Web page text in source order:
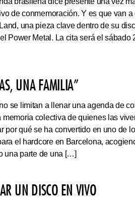
de conmemoración. Y es que van
una pieza clave dentro de su
Power Metal. La cita será el sábado
UNA FAMILIA”
se limitan a llenar una agenda de
colectiva de quienes las
por qué se ha convertido en uno de
el hardcore en Barcelona,
una parte de una […]
UN DISCO EN VIVO